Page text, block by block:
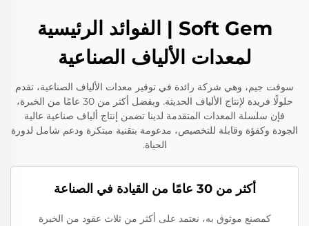
Soft Gem | الفوائد الرئيسية
لمعدات الألياف الصناعية
سوفت جيم، وهي شركة رائدة في توفير معدات الألياف الصناعية، تقدم
حلولًا فريدة لإنتاج الألياف الحديثة. وبفضل أكثر من 30 عامًا من الخبرة،
فإن سلسلة المعدات المتقدمة لدينا تضمن إنتاج ألياف صناعية عالية
الجودة وكفؤة وقابلة للتخصيص، مدعومة بتقنية مبتكرة ودعم شامل لدورة
الحياة.
أكثر من 30 عامًا من القيادة في الصناعة
كمصنع موثوق به، نعتمد على أكثر من ثلاث عقود من الخبرة